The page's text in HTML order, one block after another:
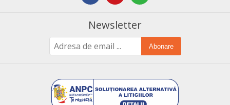
Newsletter
Abonare